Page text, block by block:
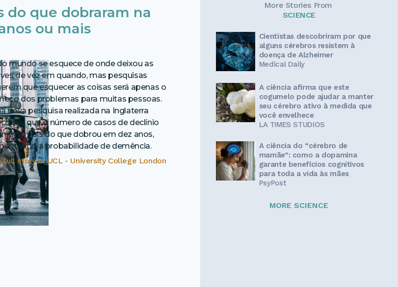
do que dobraram na
ou mais
mundo se esquece de onde deixou as
de vez em quando, mas pesquisas
que esquecer as coisas será apenas o
dos problemas para muitas pessoas.
nova pesquisa realizada na Inglaterra
que o número de casos de declínio
mais do que dobrou em dez anos,
a probabilidade de demência.
full story atUCL - University College London
More Stories From
SCIENCE
Cientistas descobriram por que
alguns cérebros resistem à
doença de Alzheimer
Medical Daily
A ciência afirma que este
cogumelo pode ajudar a manter
seu cérebro ativo à medida que
você envelhece
LA TIMES STUDIOS
A ciência do “cérebro de
mamãe”: como a dopamina
garante benefícios cognitivos
para toda a vida às mães
PsyPost
MORE SCIENCE